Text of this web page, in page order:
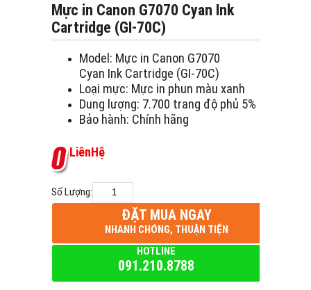
Mực in Canon G7070 Cyan Ink
Cartridge (GI-70C)
Model: Mực in Canon G7070
Cyan Ink Cartridge (GI-70C)
Loại mực: Mực in phun màu xanh
Dung lượng: 7.700 trang độ phủ 5%
Bảo hành: Chính hãng
LiênHệ
Số Lượng:
ĐẶT MUA NGAY
NHANH CHÓNG, THUẬN TIỆN
HOTLINE
091.210.8788